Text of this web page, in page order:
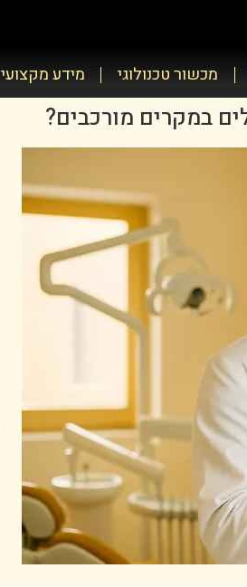
מכשור טכנולוגי מידע מקצועי
במקרים מורכבים?